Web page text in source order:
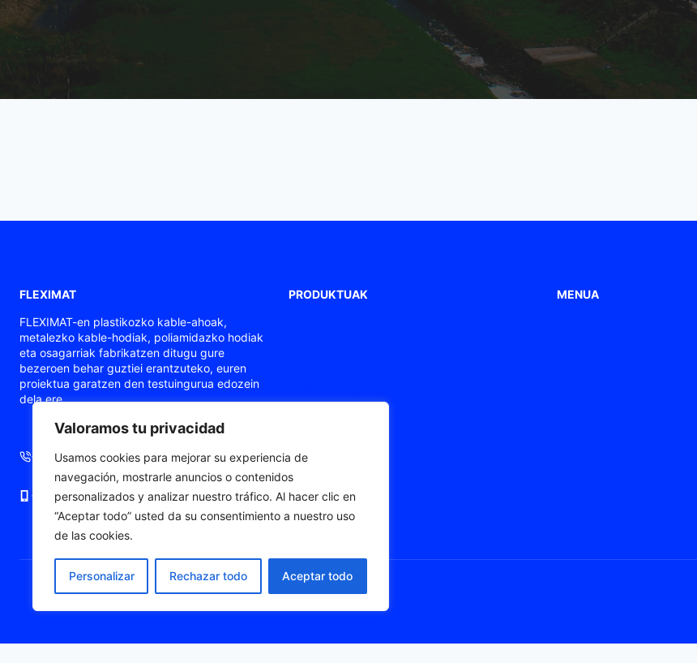
Valoramos tu privacidad
Usamos cookies para mejorar su experiencia de
navegación, mostrarle anuncios o contenidos
personalizados y analizar nuestro tráfico. Al hacer clic en
“Aceptar todo” usted da su consentimiento a nuestro uso
de las cookies.
Personalizar Rechazar todo Aceptar todo
FLEXIMAT
FLEXIMAT-en plastikozko kable-ahoak,
metalezko kable-hodiak, poliamidazko hodiak
eta osagarriak fabrikatzen ditugu gure
bezeroen behar guztiei erantzuteko, euren
proiektua garatzen den testuingurua edozein
dela ere.
+34 93 724 71 70 +34 676 06 19 56
+34 676 06 19 56 comercial@fleximat.es
PRODUKTUAK
ATEX / Ex kable-gurutzak
MENUA